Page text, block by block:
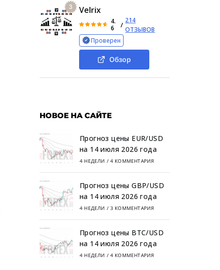
3 Velrix
4.
6
/
214
ОТЗЫВОВ
Проверен
Обзор
НОВОЕ НА САЙТЕ
Прогноз цены EUR/USD
на 14 июля 2026 года
4 НЕДЕЛИ / 4 КОММЕНТАРИЯ
Прогноз цены GBP/USD
на 14 июля 2026 года
4 НЕДЕЛИ / 3 КОММЕНТАРИЯ
Прогноз цены BTC/USD
на 14 июля 2026 года
4 НЕДЕЛИ / 4 КОММЕНТАРИЯ